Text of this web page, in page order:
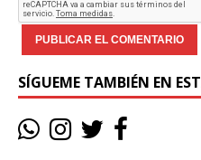
SÍGUEME TAMBIÉN EN